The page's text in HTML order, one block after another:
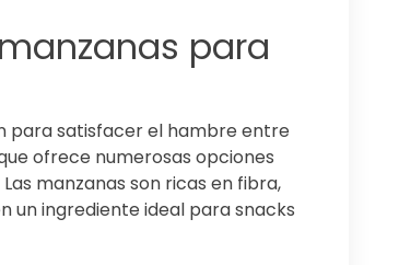
para
para satisfacer el hambre entre
ofrece numerosas opciones
manzanas son ricas en fibra,
un ingrediente ideal para snacks